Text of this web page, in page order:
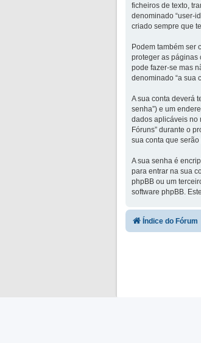
ficheiros de texto,
denominado “user-
criado sempre que
Podem também ser
proteger as páginas
pode fazer-se mas
denominado “a sua
A sua conta deverá
senha”) e um
dados aplicáveis no
Fóruns” durante o
sua conta que
A sua senha é
para entrar na sua
phpBB ou um
software phpBB.
Índice do Fórum